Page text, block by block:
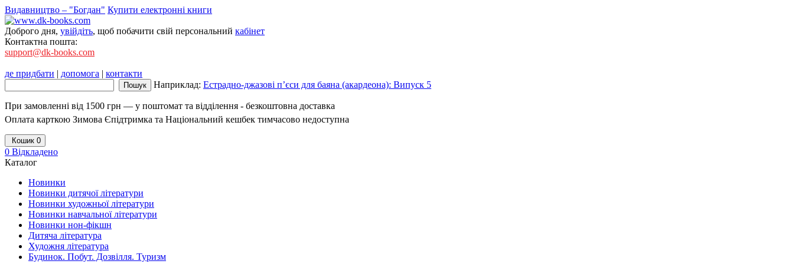
Видавництво – "Богдан" Купити електронні книги
Доброго дня, увійдіть, щоб побачити свій персональний кабінет
Контактна пошта:
support@dk-books.com
де придбати | допомога | контакти
Наприклад: Естрадно-джазові п’єси для баяна (акардеона): Випуск 5
При замовленні від 1500 грн — у поштомат та відділення - безкоштовна доставка
Оплата карткою Зимова Єпідтримка та Національний кешбек тимчасово недоступна
Кошик 0
0 Відкладено
Каталог
Новинки
Новинки дитячої літератури
Новинки художньої літератури
Новинки навчальної літератури
Новинки нон-фікшн
Дитяча література
Художня література
Будинок. Побут. Дозвілля. Туризм